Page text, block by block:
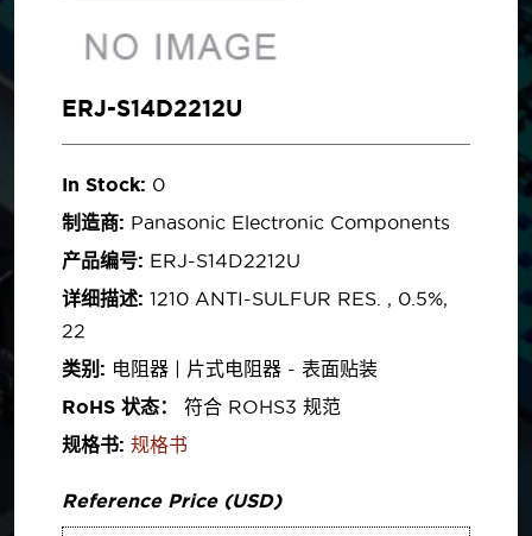
ERJ-S14D2212U
In Stock: 0
制造商: Panasonic Electronic Components
产品编号: ERJ-S14D2212U
详细描述: 1210 ANTI-SULFUR RES. , 0.5%,
22
类别: 电阻器 | 片式电阻器 - 表面贴装
RoHS 状态：
符合 ROHS3 规范
规格书: 规格书
Reference Price (USD)